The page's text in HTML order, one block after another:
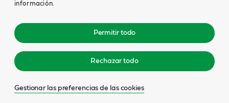
información.
Permitir todo
Rechazar todo
Gestionar las preferencias de las cookies